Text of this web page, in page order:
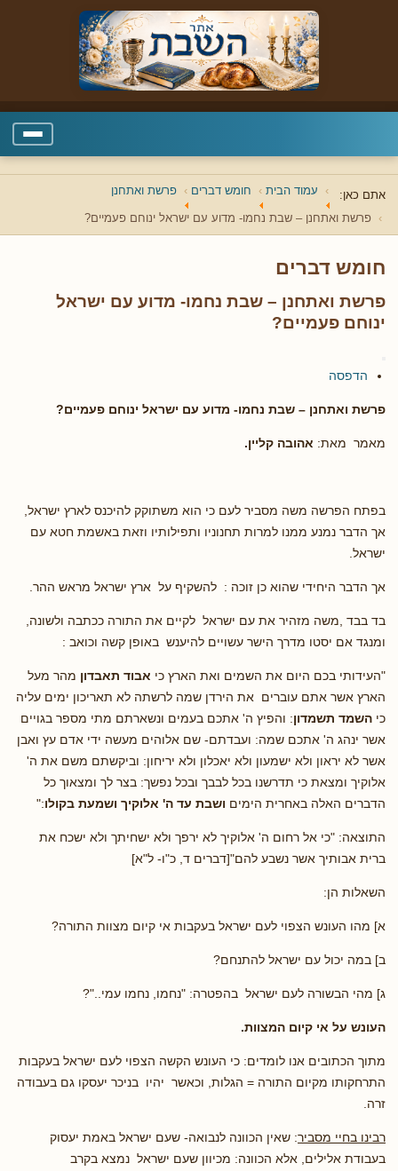
אתם כאן: עמוד הבית חומש דברים פרשת ואתחנן
פרשת ואתחנן – שבת נחמו- מדוע עם ישראל ינוחם פעמיים?
חומש דברים
פרשת ואתחנן – שבת נחמו- מדוע עם ישראל
ינוחם פעמיים?
הדפסה
פרשת ואתחנן – שבת נחמו- מדוע עם ישראל ינוחם פעמיים?
מאמר מאת: אהובה קליין.
בפתח הפרשה משה מסביר לעם כי הוא משתוקק להיכנס לארץ ישראל,
אך הדבר נמנע ממנו למרות תחנוניו ותפילותיו וזאת באשמת חטא עם
ישראל.
אך הדבר היחידי שהוא כן זוכה : להשקיף על ארץ ישראל מראש ההר.
בד בבד ,משה מזהיר את עם ישראל לקיים את התורה ככתבה ולשונה,
ומנגד אם יסטו מדרך הישר עשויים להיענש באופן קשה וכואב :
"העידותי בכם היום את השמים ואת הארץ כי אבוד תאבדון מהר מעל
הארץ אשר אתם עוברים את הירדן שמה לרשתה לא תאריכון ימים עליה
כי השמד תשמדון: והפיץ ה' אתכם בעמים ונשארתם מתי מספר בגויים
אשר ינהג ה' אתכם שמה: ועבדתם- שם אלוהים מעשה ידי אדם עץ ואבן
אשר לא יראון ולא ישמעון ולא יאכלון ולא יריחון: וביקשתם משם את ה'
אלוקיך ומצאת כי תדרשנו בכל לבבך ובכל נפשך: בצר לך ומצאוך כל
הדברים האלה באחרית הימים ושבת עד ה' אלוקיך ושמעת בקולו:"
התוצאה: "כי אל רחום ה' אלוקיך לא ירפך ולא ישחיתך ולא ישכח את
ברית אבותיך אשר נשבע להם"[דברים ד, כ"ו- ל"א]
השאלות הן:
א] מהו העונש הצפוי לעם ישראל בעקבות אי קיום מצוות התורה?
ב] במה יכול עם ישראל להתנחם?
ג] מהי הבשורה לעם ישראל בהפטרה: "נחמו, נחמו עמי.."?
העונש על אי קיום המצוות.
מתוך הכתובים אנו לומדים: כי העונש הקשה הצפוי לעם ישראל בעקבות
התרחקותו מקיום התורה = הגלות, וכאשר יהיו בניכר יעסקו גם בעבודה
זרה.
רבינו בחיי מסביר: שאין הכוונה לנבואה- שעם ישראל באמת יעסוק
בעבודת אלילים, אלא הכוונה: מכיוון שעם ישראל נמצא בקרב